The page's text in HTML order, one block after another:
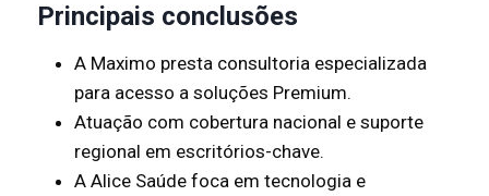
Principais conclusões
A Maximo presta consultoria especializada
para acesso a soluções Premium.
Atuação com cobertura nacional e suporte
regional em escritórios-chave.
A Alice Saúde foca em tecnologia e